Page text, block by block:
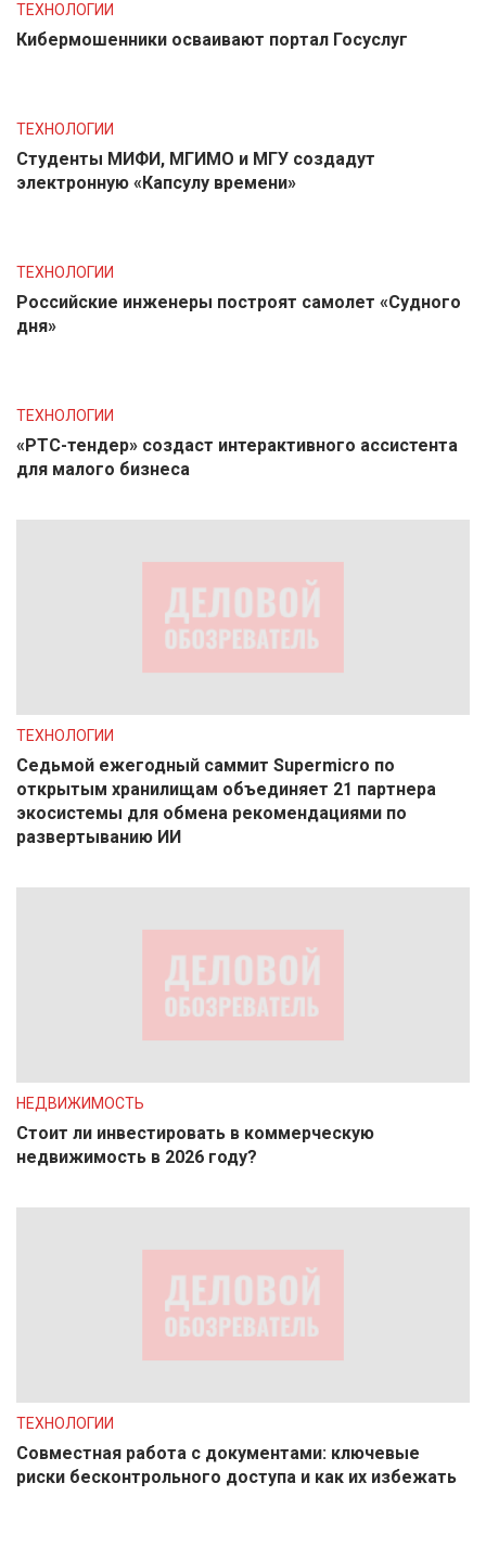
ТЕХНОЛОГИИ
Кибермошенники осваивают портал Госуслуг
ТЕХНОЛОГИИ
Студенты МИФИ, МГИМО и МГУ создадут
электронную «Капсулу времени»
ТЕХНОЛОГИИ
Российские инженеры построят самолет «Судного
дня»
ТЕХНОЛОГИИ
«РТС-тендер» создаст интерактивного ассистента
для малого бизнеса
ТЕХНОЛОГИИ
Седьмой ежегодный саммит Supermicro по
открытым хранилищам объединяет 21 партнера
экосистемы для обмена рекомендациями по
развертыванию ИИ
НЕДВИЖИМОСТЬ
Стоит ли инвестировать в коммерческую
недвижимость в 2026 году?
ТЕХНОЛОГИИ
Совместная работа с документами: ключевые
риски бесконтрольного доступа и как их избежать